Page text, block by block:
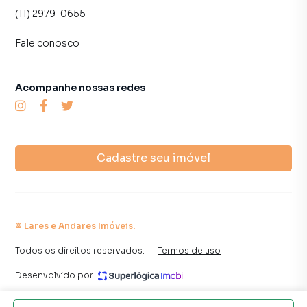
(11) 2979-0655
Fale conosco
Cadastre seu imóvel
Acompanhe nossas redes
© Lares e Andares Imóveis.
Todos os direitos reservados. · Termos de uso ·
Desenvolvido por